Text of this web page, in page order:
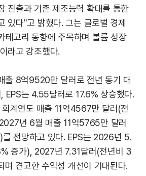
진출과 기존 제조능력 확대를 통한
있다"고 밝혔다. 그는 글로벌 경제
테고리 동향에 주목하며 볼륨 성장
라고 강조했다.
출 8억9520만 달러로 전년 동기 대
EPS는 4.55달러로 17.6% 상승했다.
계연도 매출 11억4567만 달러(전
년 6월 매출 11억5765만 달러
를 전망하고 있다. EPS는 2026년 5.
증가), 2027년 7.31달러(전년비 3
며 견고한 수익성 개선이 기대된다.